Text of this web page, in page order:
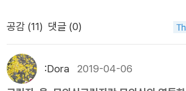
맞는 일을 찾아 날마다 그 일을 하고, 친구든
업이든 어떤 목소리가 방해하더라도 과감히
일을 갖고 따스함과 지혜를 줄 수 있는 보금
무나 책임감 때문에 해야하는 일만 하지 말
을 할 시간을 가지라. 296P치유에 가장 도움
공감 (11) 댓글 (0)
:Dora 2019-04-06